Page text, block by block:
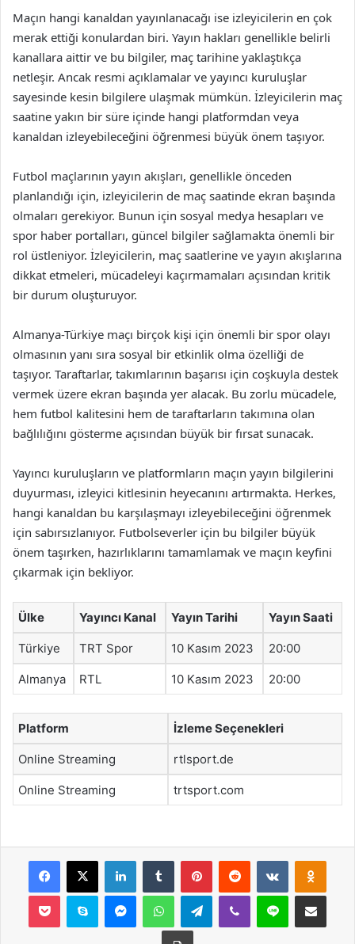
Maçın hangi kanaldan yayınlanacağı ise izleyicilerin en çok
merak ettiği konulardan biri. Yayın hakları genellikle belirli
kanallara aittir ve bu bilgiler, maç tarihine yaklaştıkça
netleşir. Ancak resmi açıklamalar ve yayıncı kuruluşlar
sayesinde kesin bilgilere ulaşmak mümkün. İzleyicilerin maç
saatine yakın bir süre içinde hangi platformdan veya
kanaldan izleyebileceğini öğrenmesi büyük önem taşıyor.
Futbol maçlarının yayın akışları, genellikle önceden
planlandığı için, izleyicilerin de maç saatinde ekran başında
olmaları gerekiyor. Bunun için sosyal medya hesapları ve
spor haber portalları, güncel bilgiler sağlamakta önemli bir
rol üstleniyor. İzleyicilerin, maç saatlerine ve yayın akışlarına
dikkat etmeleri, mücadeleyi kaçırmamaları açısından kritik
bir durum oluşturuyor.
Almanya-Türkiye maçı birçok kişi için önemli bir spor olayı
olmasının yanı sıra sosyal bir etkinlik olma özelliği de
taşıyor. Taraftarlar, takımlarının başarısı için coşkuyla destek
vermek üzere ekran başında yer alacak. Bu zorlu mücadele,
hem futbol kalitesini hem de taraftarların takımına olan
bağlılığını gösterme açısından büyük bir fırsat sunacak.
Yayıncı kuruluşların ve platformların maçın yayın bilgilerini
duyurması, izleyici kitlesinin heyecanını artırmakta. Herkes,
hangi kanaldan bu karşılaşmayı izleyebileceğini öğrenmek
için sabırsızlanıyor. Futbolseverler için bu bilgiler büyük
önem taşırken, hazırlıklarını tamamlamak ve maçın keyfini
çıkarmak için bekliyor.
Ülke Yayıncı Kanal Yayın Tarihi Yayın Saati
Türkiye TRT Spor 10 Kasım 2023 20:00
Almanya RTL 10 Kasım 2023 20:00
Platform İzleme Seçenekleri
Online Streaming rtlsport.de
Online Streaming trtsport.com
Facebook
X LinkedInTumblr PinterestReddit VKontakte
Pocket Skype MessengerWhatsAppTelegramViber Line E-Posta ile
Yazdır